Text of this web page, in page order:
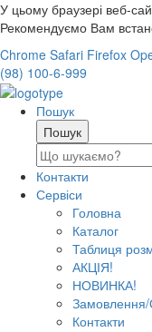
У цьому браузері веб-
Рекомендуємо Вам
Chrome Safari Firefox
(98) 100-6-999
Пошук
Контакти
Сервіси
Головна
Каталог
Таблиця
АКЦІЯ!
НОВИНКА!
Контакти